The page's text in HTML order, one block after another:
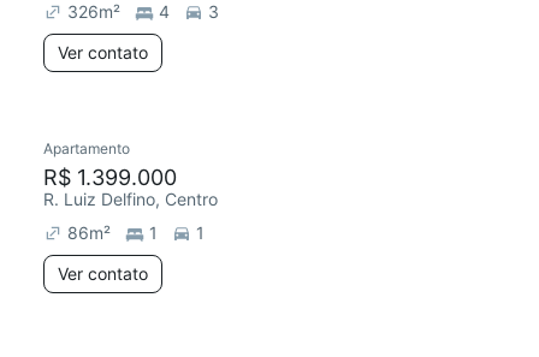
326m² 4
3
Ver contato
Redecorar
Apartamento
R$ 1.399.000
R. Luiz Delfino, Centro
86m² 1
1
Ver contato